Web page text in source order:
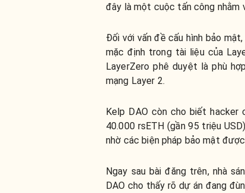
đây là một cuộc tấn công nhằm
Đối với vấn đề cấu hình bảo
mặc định trong tài liệu của
LayerZero phê duyệt là phù
mạng Layer 2.
Kelp DAO còn cho biết hacker
40.000 rsETH (gần 95 triệu
nhờ các biện pháp bảo mật
Ngay sau bài đăng trên, nhà
DAO cho thấy rõ dự án đang